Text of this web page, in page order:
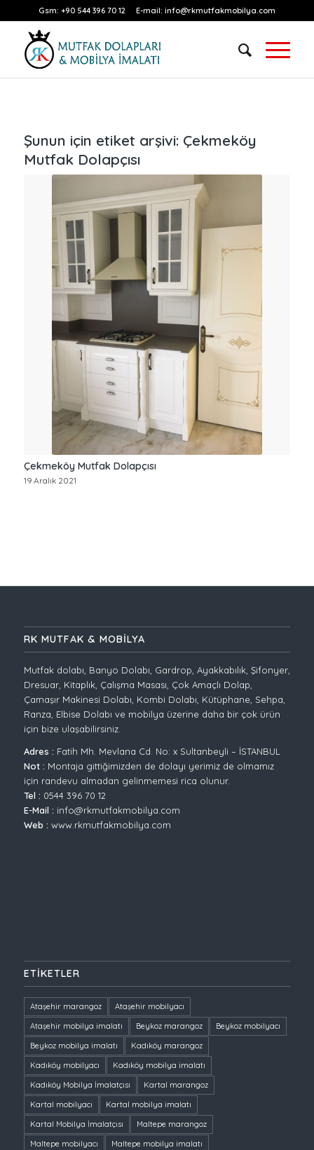
Gsm: +90 544 396 70 12 E-mail: info@rkmutfakmobilya.com
Şunun için etiket arşivi: Çekmeköy
Mutfak Dolapçısı
Çekmeköy Mutfak Dolapçısı
19 Aralık 2021
RK MUTFAK & MOBİLYA
Mutfak dolabı, Banyo Dolabı, Gardrop, Ayakkabılık, Şifonyer,
Dresuar, Kitaplık, Çalışma Masası, Çok Amaçlı Dolap,
Çamaşır Makinesi Dolabı, Kombi Dolabı, Kütüphane, Sehpa,
Ranza, Elbise Dolabı ve mobilya üzerine daha bir çok ürün
için bize ulaşabilirsiniz.
Adres : Fatih Mh. Mevlana Cd. No: x Sultanbeyli – İSTANBUL
Not : Montaja gittiğimizden de dolayı yerimiz de olmamız
için randevu almadan gelinmemesi rica olunur.
Tel : 0544 396 70 12
E-Mail : info@rkmutfakmobilya.com
Web : www.rkmutfakmobilya.com
ETIKETLER
Ataşehir marangoz
Ataşehir mobilyacı
Ataşehir mobilya imalatı
Beykoz marangoz
Beykoz mobilyacı
Beykoz mobilya imalatı
Kadıköy marangoz
Kadıköy mobilyacı
Kadıköy mobilya imalatı
Kadıköy Mobilya İmalatçısı
Kartal marangoz
Kartal mobilyacı
Kartal mobilya imalatı
Kartal Mobilya İmalatçısı
Maltepe marangoz
Maltepe mobilyacı
Maltepe mobilya imalatı